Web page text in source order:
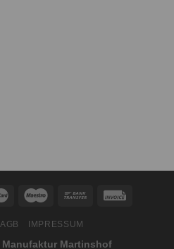
AGB IMPRESSUM
Manufaktur Martinshof